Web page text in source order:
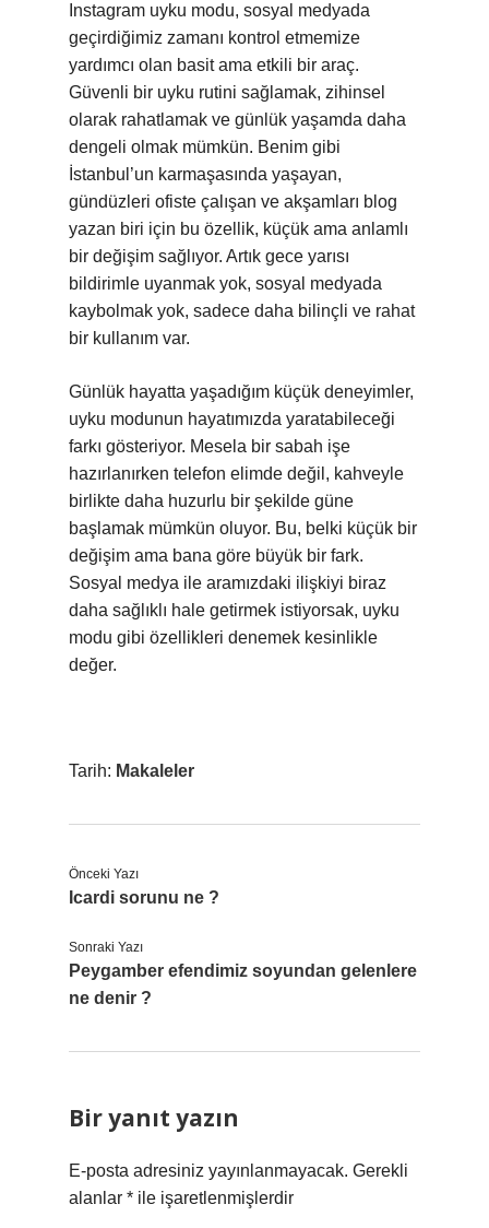
Instagram uyku modu, sosyal medyada
geçirdiğimiz zamanı kontrol etmemize
yardımcı olan basit ama etkili bir araç.
Güvenli bir uyku rutini sağlamak, zihinsel
olarak rahatlamak ve günlük yaşamda daha
dengeli olmak mümkün. Benim gibi
İstanbul’un karmaşasında yaşayan,
gündüzleri ofiste çalışan ve akşamları blog
yazan biri için bu özellik, küçük ama anlamlı
bir değişim sağlıyor. Artık gece yarısı
bildirimle uyanmak yok, sosyal medyada
kaybolmak yok, sadece daha bilinçli ve rahat
bir kullanım var.
Günlük hayatta yaşadığım küçük deneyimler,
uyku modunun hayatımızda yaratabileceği
farkı gösteriyor. Mesela bir sabah işe
hazırlanırken telefon elimde değil, kahveyle
birlikte daha huzurlu bir şekilde güne
başlamak mümkün oluyor. Bu, belki küçük bir
değişim ama bana göre büyük bir fark.
Sosyal medya ile aramızdaki ilişkiyi biraz
daha sağlıklı hale getirmek istiyorsak, uyku
modu gibi özellikleri denemek kesinlikle
değer.
Tarih: Makaleler
Önceki Yazı
Icardi sorunu ne ?
Sonraki Yazı
Peygamber efendimiz soyundan gelenlere
ne denir ?
Bir yanıt yazın
E-posta adresiniz yayınlanmayacak. Gerekli
alanlar * ile işaretlenmişlerdir